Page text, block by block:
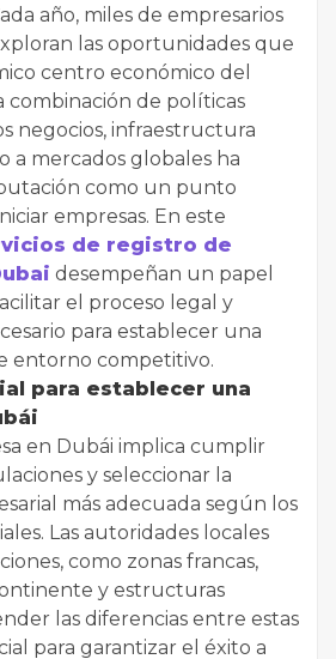
año, miles de empresarios
las oportunidades que
centro económico del
combinación de políticas
negocios, infraestructura
a mercados globales ha
como un punto
empresas. En este
de registro de
desempeñan un papel
el proceso legal y
para establecer una
entorno competitivo.
para establecer una
en Dubái implica cumplir
y seleccionar la
más adecuada según los
Las autoridades locales
como zonas francas,
y estructuras
las diferencias entre estas
para garantizar el éxito a